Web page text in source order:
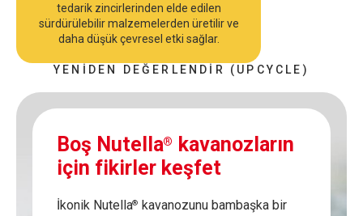
tedarik zincirlerinden elde edilen
sürdürülebilir malzemelerden üretilir ve
daha düşük çevresel etki sağlar.
YENİDEN DEĞERLENDİR (UPCYCLE)
Boş Nutella®
kavanozların
için fikirler keşfet
İkonik Nutella® kavanozunu bambaşka bir